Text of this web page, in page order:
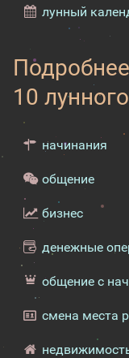
лунный
10
начинания
общение
бизнес
денежные
общение с
смена места